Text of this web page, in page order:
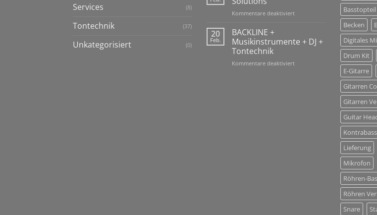
Services (8)
Tontechnik (37)
Unkategorisiert (0)
26
Kommentare deaktiviertfür
Sharing
Solutions
20
Feb.
BACKLINE +
Musikinstrumente + DJ +
Tontechnik
Kommentare deaktiviertfür
Basstopteil
Becken
Digitales
Drum Kit
E-Gitarre
Gitarren
Gitarren
Guitar
Kontrabass
Lieferung
Mikrofon
Röhren-
Röhren
Snare